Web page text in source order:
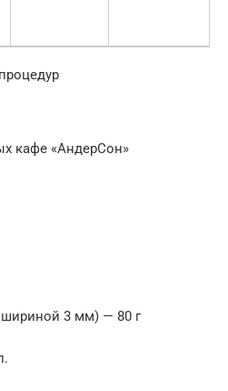
кафе «АндерСон»
3 мм) — 80 г